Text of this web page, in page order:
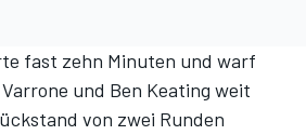
fast zehn Minuten und warf
und Ben Keating weit
von zwei Runden